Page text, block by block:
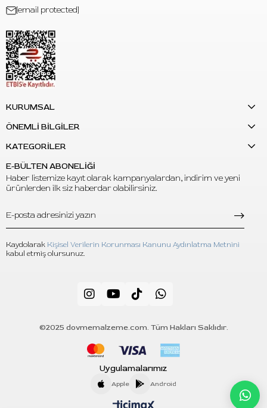
[email protected]
KURUMSAL
ÖNEMLİ BİLGİLER
KATEGORİLER
E-BÜLTEN ABONELİĞİ
Haber listemize kayıt olarak kampanyalardan, indirim ve yeni
ürünlerden ilk siz haberdar olabilirsiniz.
Kaydolarak Kişisel Verilerin Korunması Kanunu Aydınlatma Metnini
kabul etmiş olursunuz.
©2025 dovmemalzeme.com. Tüm Hakları Saklıdır.
Uygulamalarımız
Apple Android